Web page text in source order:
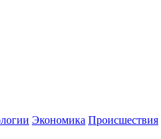
Экономика Происшествия